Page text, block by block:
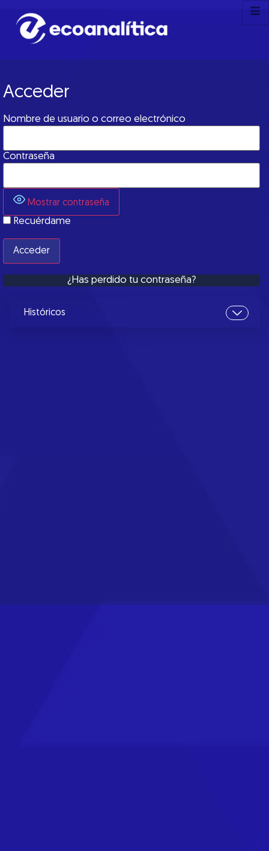
Acceder
Nombre de usuario o correo electrónico
Contraseña
Mostrar contraseña
Recuérdame
¿Has perdido tu contraseña?
Históricos